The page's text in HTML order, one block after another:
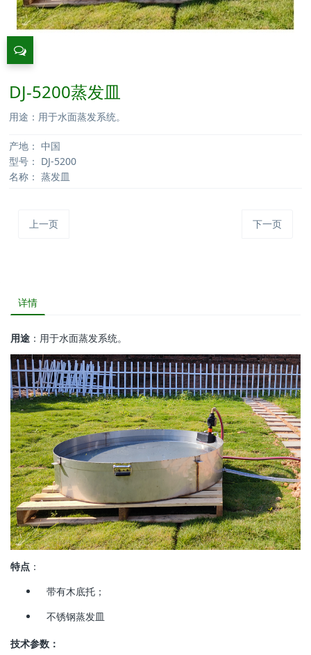
DJ-5200蒸发皿
用途：用于水面蒸发系统。
产地： 中国
型号： DJ-5200
名称： 蒸发皿
上一页 下一页
详情
用途 ：用于水面蒸发系统。
特点 ：
带有木底托；
不锈钢蒸发皿
技术参数：